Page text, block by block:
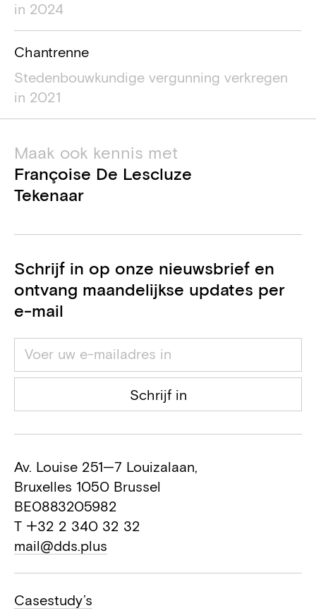
in 2024
Chantrenne
Stedenbouwkundige vergunning verkregen
in 2021
Maak ook kennis met
Françoise De Lescluze
Tekenaar
Schrijf in op onze nieuwsbrief en
ontvang maandelijkse updates per
e-mail
Schrijf in
Av. Louise 251—7 Louizalaan,
Bruxelles 1050 Brussel
BE0883205982
T +32 2 340 32 32
mail@dds.plus
Casestudy’s